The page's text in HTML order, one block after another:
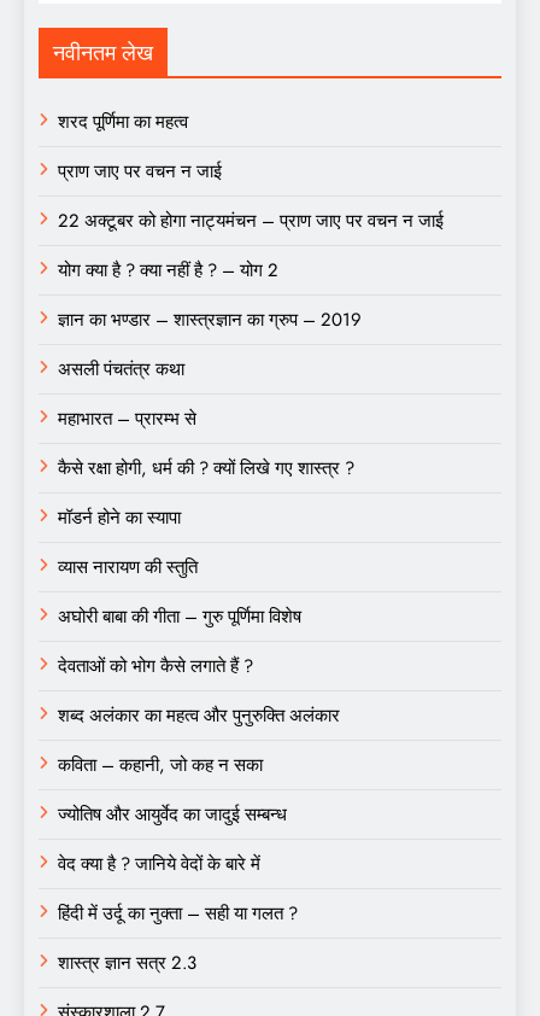
नवीनतम लेख
शरद पूर्णिमा का महत्व
प्राण जाए पर वचन न जाई
22 अक्टूबर को होगा नाट्यमंचन – प्राण जाए पर वचन न जाई
योग क्या है ? क्या नहीं है ? – योग 2
ज्ञान का भण्डार – शास्त्रज्ञान का ग्रुप – 2019
असली पंचतंत्र कथा
महाभारत – प्रारम्भ से
कैसे रक्षा होगी, धर्म की ? क्यों लिखे गए शास्त्र ?
मॉडर्न होने का स्यापा
व्यास नारायण की स्तुति
अघोरी बाबा की गीता – गुरु पूर्णिमा विशेष
देवताओं को भोग कैसे लगाते हैं ?
शब्द अलंकार का महत्व और पुनुरुक्ति अलंकार
कविता – कहानी, जो कह न सका
ज्योतिष और आयुर्वेद का जादुई सम्बन्ध
वेद क्या है ? जानिये वेदों के बारे में
हिंदी में उर्दू का नुक्ता – सही या गलत ?
शास्त्र ज्ञान सत्र 2.3